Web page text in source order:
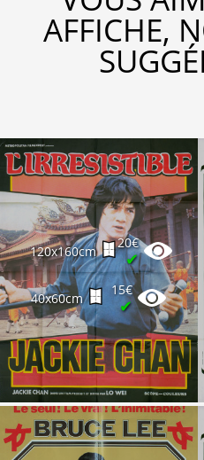
AFFICHE,
120x160cm
20€
✔
40x60cm
15€
✔